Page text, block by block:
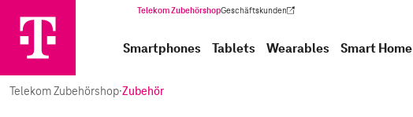
Telekom ZubehörshopGeschäftskunden
(Wird in einem neuen Tab geöffnet)
Smartphones Tablets Wearables Smart Home
Telekom Zubehörshop·Zubehör